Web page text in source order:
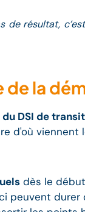
de résultat,
de la
DSI de
d'où viennent
dès le
peuvent